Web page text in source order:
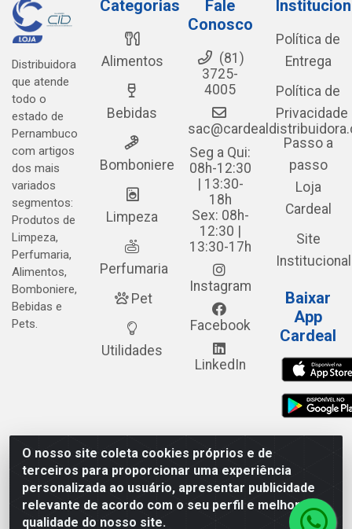
O nosso site coleta cookies próprios e de
terceiros para proporcionar uma experiência
personalizada ao usuário, apresentar publicidade
relevante de acordo com o seu perfil e melhorar a
qualidade do nosso site.
Distribuidora
que atende
todo o
estado de
Pernambuco
com artigos
dos mais
variados
segmentos:
Produtos de
Limpeza,
Perfumaria,
Alimentos,
Bomboniere,
Bebidas e
Pets.
Categorias
Alimentos
Bebidas
Bomboniere
Limpeza
Perfumaria
Pet
Utilidades
Fale
Conosco
(81)
3725-
4005
Seg a Qui:
08h-12:30
| 13:30-
18h
Sex: 08h-
12:30 |
13:30-17h
Instagram
Facebook
LinkedIn
Política de
Entrega
Política de
Privacidade
Passo a
passo
Loja
Cardeal
Site
Institucional
Baixar
App
Cardeal
Cardeal Distribuidora - Estrada Alto do Moura, 582 - Alto do
Moura - Caruaru/PE - CEP 55.040-120 - CNPJ
05.253.499/0001-62